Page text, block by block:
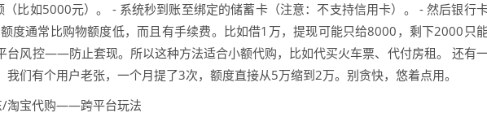
（比如5000元）。 - 系统秒到账至绑定的储蓄卡（注意：不支持信用卡）。 - 然后银行
度通常比购物额度低，而且有手续费。比如借1万，提现可能只给8000，剩下2000只
台风控——防止套现。所以这种方法适合小额代购，比如代买火车票、代付房租。 还有
们有个用户老张，一个月提了3次，额度直接从5万缩到2万。别贪快，悠着点用。
/淘宝代购——跨平台玩法